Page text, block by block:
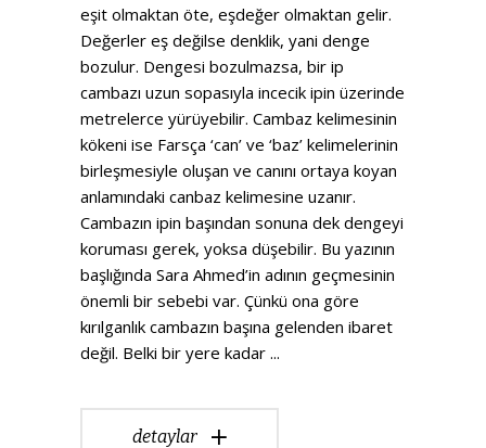
eşit olmaktan öte, eşdeğer olmaktan gelir.
Değerler eş değilse denklik, yani denge
bozulur. Dengesi bozulmazsa, bir ip
cambazı uzun sopasıyla incecik ipin üzerinde
metrelerce yürüyebilir. Cambaz kelimesinin
kökeni ise Farsça ‘can’ ve ‘baz’ kelimelerinin
birleşmesiyle oluşan ve canını ortaya koyan
anlamındaki canbaz kelimesine uzanır.
Cambazın ipin başından sonuna dek dengeyi
koruması gerek, yoksa düşebilir. Bu yazının
başlığında Sara Ahmed’in adının geçmesinin
önemli bir sebebi var. Çünkü ona göre
kırılganlık cambazın başına gelenden ibaret
değil. Belki bir yere kadar
detaylar